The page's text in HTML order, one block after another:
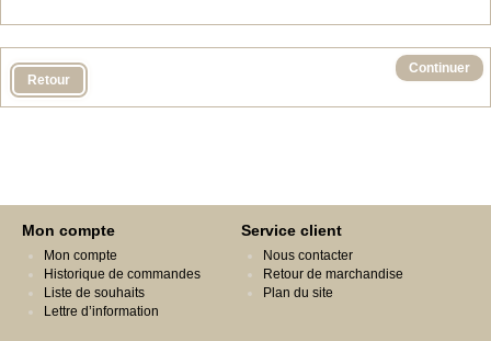
Retour
Mon compte
Mon compte
Historique de commandes
Liste de souhaits
Lettre d’information
Service client
Nous contacter
Retour de marchandise
Plan du site